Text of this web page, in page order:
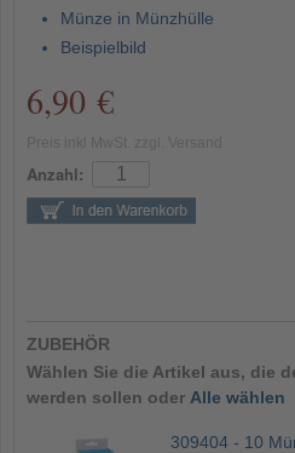
Münze in Münzhülle
Beispielbild
6,90 €
Anzahl:
ZUBEHÖR
Wählen Sie die Artikel aus, die
werden sollen oder Alle wählen
309404 - 10